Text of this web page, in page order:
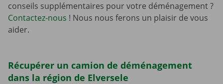
conseils supplémentaires pour votre déménagement ?
Contactez-nous ! Nous nous ferons un plaisir de vous
aider.
Récupérer un camion de déménagement
dans la région de Elversele